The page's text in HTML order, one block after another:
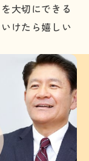
大切にできる
けたら嬉しい